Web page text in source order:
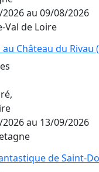
au 09/08/2026
Val de Loire
Château du Rivau
au 13/09/2026
de Saint-